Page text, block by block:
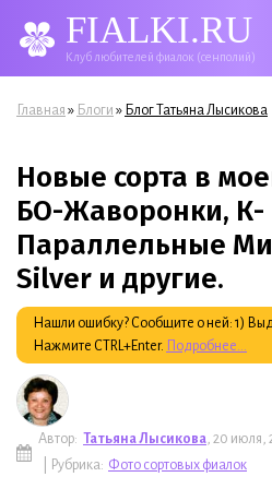
FIALKI.RU
Клуб любителей фиалок (сенполий)
Вы здесь
Главная » Блоги » Блог Татьяна Лысикова
Новые сорта в
БО-Жаворонки, К-
Параллельные
Silver и другие.
Нашли ошибку? Сообщите о ней: 1)
Нажмите CTRL+Enter. Подробнее...
Автор: Татьяна Лысикова, 20 июля,
| Рубрика: Фото сортовых фиалок